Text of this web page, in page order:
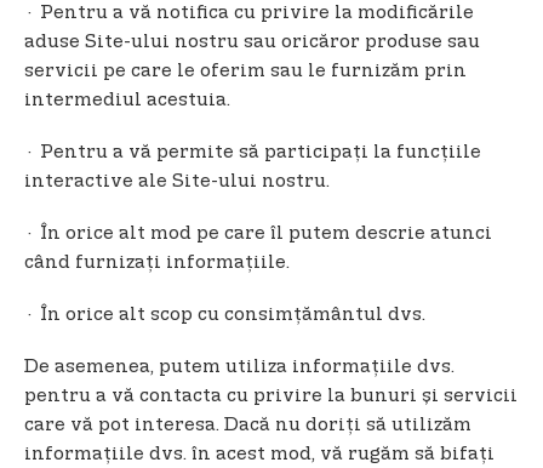
· Pentru a vă notifica cu privire la modificările
aduse Site-ului nostru sau oricăror produse sau
servicii pe care le oferim sau le furnizăm prin
intermediul acestuia.
· Pentru a vă permite să participaţi la funcţiile
interactive ale Site-ului nostru.
· În orice alt mod pe care îl putem descrie atunci
când furnizaţi informaţiile.
· În orice alt scop cu consimțământul dvs.
De asemenea, putem utiliza informațiile dvs.
pentru a vă contacta cu privire la bunuri și servicii
care vă pot interesa. Dacă nu doriți să utilizăm
informațiile dvs. în acest mod, vă rugăm să bifați